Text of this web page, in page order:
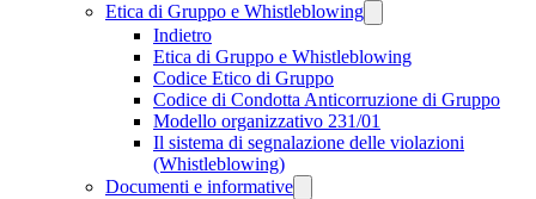
Etica di Gruppo e Whistleblowing
Indietro
Etica di Gruppo e Whistleblowing
Codice Etico di Gruppo
Codice di Condotta Anticorruzione di Gruppo
Modello organizzativo 231/01
Il sistema di segnalazione delle violazioni
(Whistleblowing)
Documenti e informative